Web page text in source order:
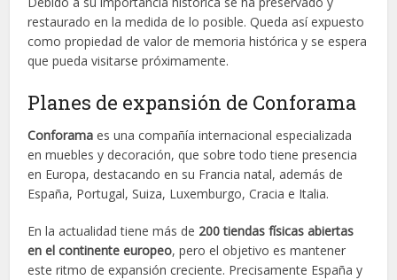
restaurado en la medida de lo posible. Queda así expuesto
como propiedad de valor de memoria histórica y se espera
que pueda visitarse próximamente.
Planes de expansión de Conforama
Conforama es una compañía internacional especializada
en muebles y decoración, que sobre todo tiene presencia
en Europa, destacando en su Francia natal, además de
España, Portugal, Suiza, Luxemburgo, Cracia e Italia.
En la actualidad tiene más de 200 tiendas físicas abiertas
en el continente europeo, pero el objetivo es mantener
este ritmo de expansión creciente. Precisamente España y